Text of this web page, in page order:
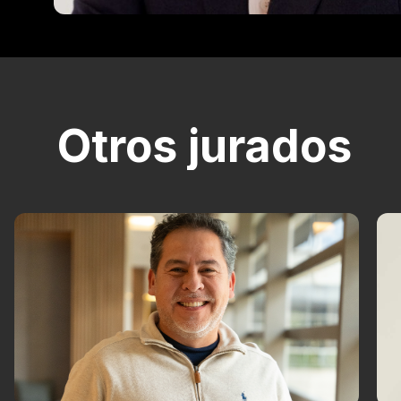
Otros jurados